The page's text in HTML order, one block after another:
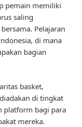
pemain memiliki
saling
Pelajaran
di mana
bagian
basket,
di tingkat
platform bagi para
mereka.